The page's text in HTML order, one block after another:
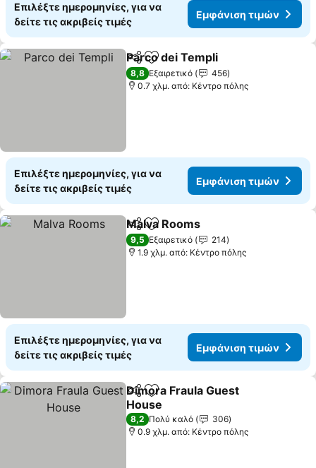
Επιλέξτε ημερομηνίες, για να
δείτε τις ακριβείς τιμές
Εμφάνιση τιμών
Κοινοποίηση
Προσθήκη στα αγαπημένα
Parco dei Templi
8,8 Εξαιρετικό
456
0.7 χλμ. από: Κέντρο πόλης
Επιλέξτε ημερομηνίες, για να
δείτε τις ακριβείς τιμές
Εμφάνιση τιμών
Κοινοποίηση
Προσθήκη στα αγαπημένα
Malva Rooms
9,5 Εξαιρετικό
214
1.9 χλμ. από: Κέντρο πόλης
Επιλέξτε ημερομηνίες, για να
δείτε τις ακριβείς τιμές
Εμφάνιση τιμών
Κοινοποίηση
Προσθήκη στα αγαπημένα
Dimora Fraula Guest
House
Εμφάνιση τιμών
8,2 Πολύ καλό
306
0.9 χλμ. από: Κέντρο πόλης